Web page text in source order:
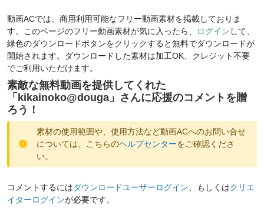
動画ACでは、商用利用可能なフリー動画素材を掲載しておりま
す。このページのフリー動画素材が気に入ったら、
ログイン して、
緑色のダウンロードボタンをクリックすると無料でダウンロードが
開始されます。ダウンロードした素材は加工OK、クレジット不要
でご利用いただけます。
素敵な無料動画を提供してくれた
「 kikainoko@douga 」さんに応援のコメントを贈
ろう！
素材の使用範囲や、使用方法など動画ACへのお問い合せ
については、こちらのヘルプセンターをご確認くださ
い。
コメントするにはダウンロードユーザーログイン 、もしくはクリエ
イターログインが必要です。